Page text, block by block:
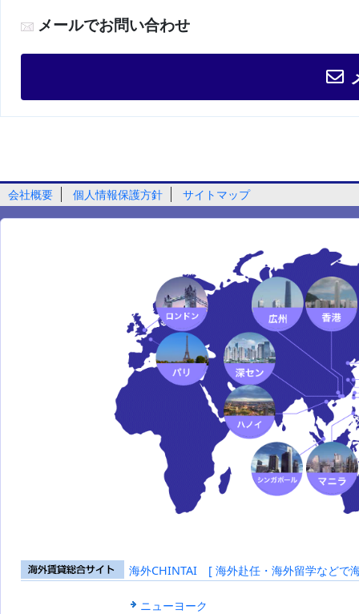
メールでお問い合わせ
会社概要 個人情報保護方針 サイトマップ
海外賃貸総合
海外CHINTAI [ 海外赴任・海外留学などで
ニューヨーク